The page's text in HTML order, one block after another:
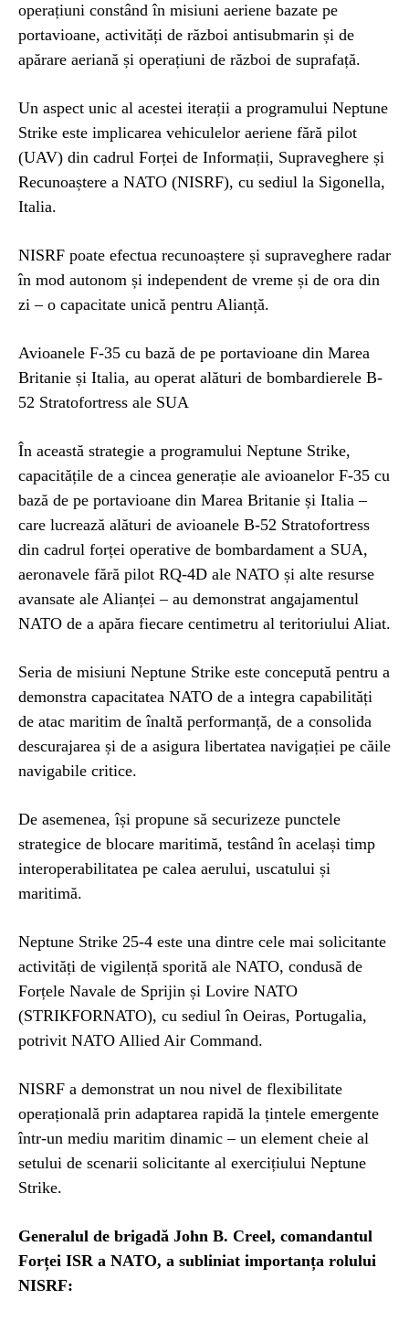
operațiuni constând în misiuni aeriene bazate pe
portavioane, activități de război antisubmarin și de
apărare aeriană și operațiuni de război de suprafață.
Un aspect unic al acestei iterații a programului Neptune
Strike este implicarea vehiculelor aeriene fără pilot
(UAV) din cadrul Forței de Informații, Supraveghere și
Recunoaștere a NATO (NISRF), cu sediul la Sigonella,
Italia.
NISRF poate efectua recunoaștere și supraveghere radar
în mod autonom și independent de vreme și de ora din
zi – o capacitate unică pentru Alianță.
Avioanele F-35 cu bază de pe portavioane din Marea
Britanie și Italia, au operat alături de bombardierele B-
52 Stratofortress ale SUA
În această strategie a programului Neptune Strike,
capacitățile de a cincea generație ale avioanelor F-35 cu
bază de pe portavioane din Marea Britanie și Italia –
care lucrează alături de avioanele B-52 Stratofortress
din cadrul forței operative de bombardament a SUA,
aeronavele fără pilot RQ-4D ale NATO și alte resurse
avansate ale Alianței – au demonstrat angajamentul
NATO de a apăra fiecare centimetru al teritoriului Aliat.
Seria de misiuni Neptune Strike este concepută pentru a
demonstra capacitatea NATO de a integra capabilități
de atac maritim de înaltă performanță, de a consolida
descurajarea și de a asigura libertatea navigației pe căile
navigabile critice.
De asemenea, își propune să securizeze punctele
strategice de blocare maritimă, testând în același timp
interoperabilitatea pe calea aerului, uscatului și
maritimă.
Neptune Strike 25-4 este una dintre cele mai solicitante
activități de vigilență sporită ale NATO, condusă de
Forțele Navale de Sprijin și Lovire NATO
(STRIKFORNATO), cu sediul în Oeiras, Portugalia,
potrivit NATO Allied Air Command.
NISRF a demonstrat un nou nivel de flexibilitate
operațională prin adaptarea rapidă la țintele emergente
într-un mediu maritim dinamic – un element cheie al
setului de scenarii solicitante al exercițiului Neptune
Strike.
Generalul de brigadă John B. Creel, comandantul
Forței ISR ​​a NATO, a subliniat importanța rolului
NISRF: